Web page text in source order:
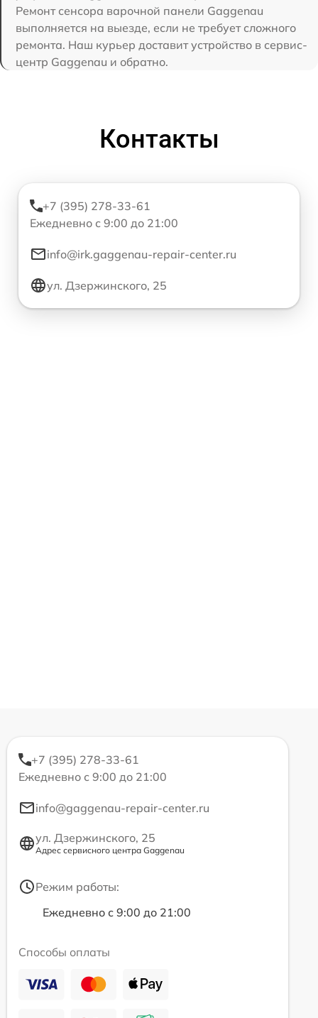
Ремонт сенсора варочной панели Gaggenau
выполняется на выезде, если не требует сложного
ремонта. Наш курьер доставит устройство в сервис-
центр Gaggenau и обратно.
Контакты
+7 (395) 278-33-61
Ежедневно с 9:00 до 21:00
info@irk.gaggenau-repair-center.ru
ул. Дзержинского, 25
+7 (395) 278-33-61
Ежедневно с 9:00 до 21:00
info@gaggenau-repair-center.ru
ул. Дзержинского, 25
Адрес сервисного центра Gaggenau
Режим работы:
Ежедневно с 9:00 до 21:00
Способы оплаты